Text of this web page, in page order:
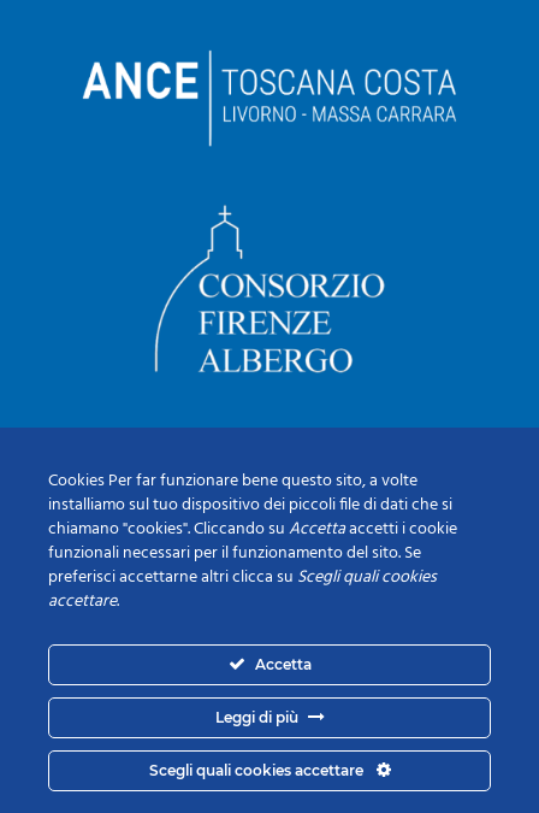
Cookies Per far funzionare bene questo sito, a volte
installiamo sul tuo dispositivo dei piccoli file di dati che si
chiamano "cookies". Cliccando suAccettaaccetti i cookie
funzionali necessari per il funzionamento del sito. Se
preferisci accettarne altri clicca su Scegli quali cookies
accettare.
Accetta
Leggi di più
Scegli quali cookies accettare